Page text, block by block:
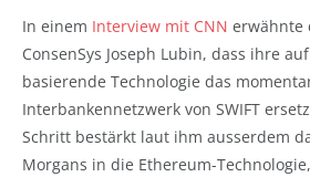
In einem Interview mit CNN erwähnte
ConsenSys Joseph Lubin, dass ihre
basierende Technologie das
Interbankennetzwerk von SWIFT
Schritt bestärkt laut ihm ausserdem
Morgans in die Ethereum-